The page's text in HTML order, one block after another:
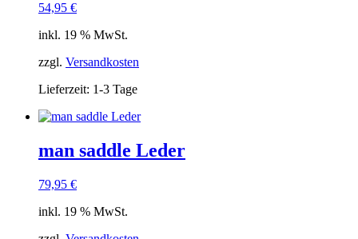
54,95 €
inkl. 19 % MwSt.
zzgl. Versandkosten
Lieferzeit: 1-3 Tage
man saddle Leder
79,95 €
inkl. 19 % MwSt.